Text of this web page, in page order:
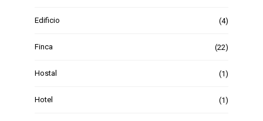
Edificio (4)
Finca (22)
Hostal (1)
Hotel (1)